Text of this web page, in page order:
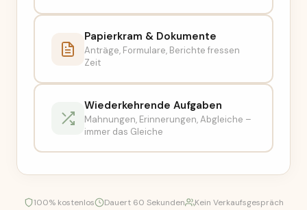
Papierkram & Dokumente
Anträge, Formulare, Berichte fressen
Zeit
Wiederkehrende Aufgaben
Mahnungen, Erinnerungen, Abgleiche –
immer das Gleiche
100% kostenlos Dauert 60 Sekunden Kein Verkaufsgespräch